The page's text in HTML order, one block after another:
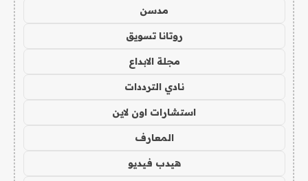
مدسن
روتانا تسويق
مجلة الابداع
نادي الترددات
استشارات اون لاين
المعارف
هيدب فيديو